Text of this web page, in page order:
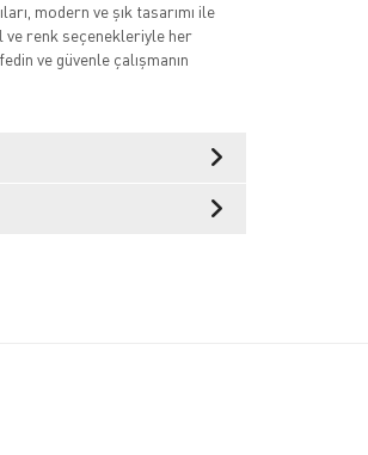
modern ve şık tasarımı ile
ve renk seçenekleriyle her
ve güvenle çalışmanın